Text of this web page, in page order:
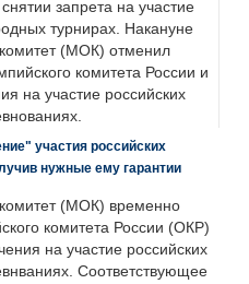
запрета на участие
турнирах. Накануне
(МОК) отменил
комитета России и
на участие российских
участия российских
нужные ему гарантии
(МОК) временно
комитета России (ОКР)
на участие российских
Соответствующее